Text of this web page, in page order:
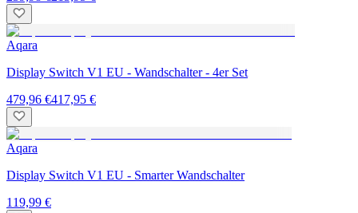
Aqara
Display Switch V1 EU - Wandschalter - 4er Set
479,96 €417,95 €
Aqara
Display Switch V1 EU - Smarter Wandschalter
119,99 €